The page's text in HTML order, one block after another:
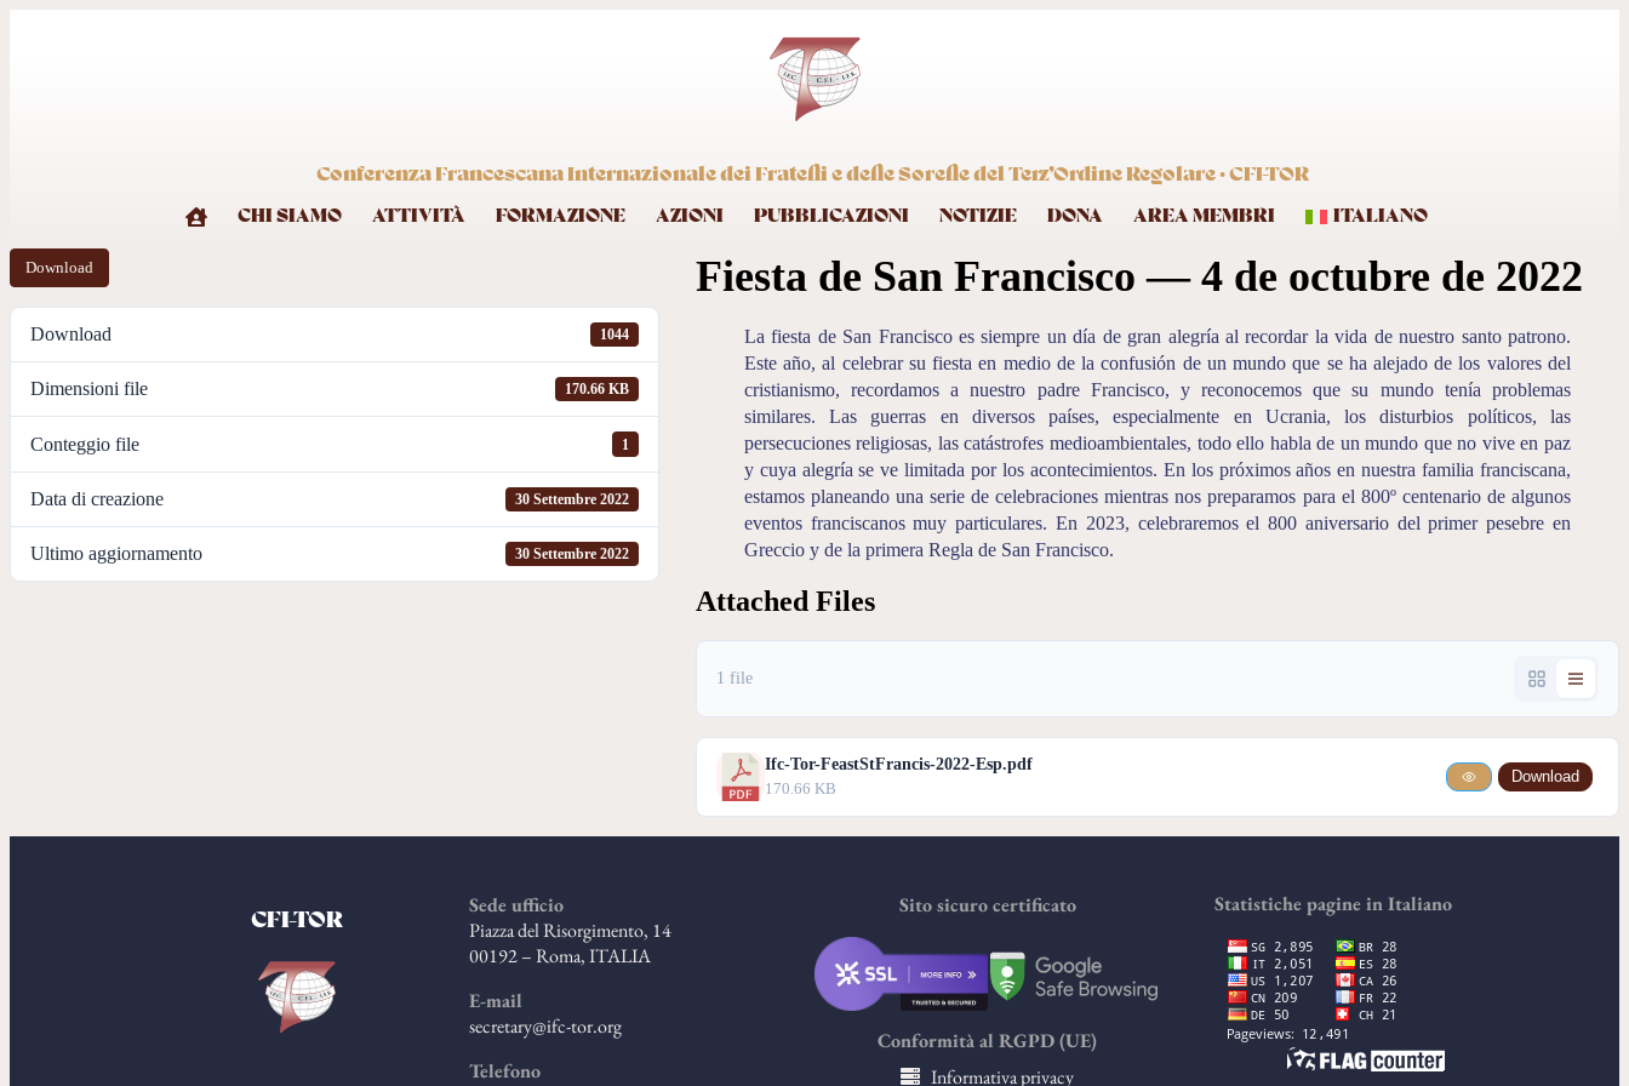
Conferenza Francescana Internazionale dei Fratelli e delle Sorelle del Terz’Ordine Regolare · CFI-TOR
CHI SIAMO ATTIVITÀ FORMAZIONE AZIONI PUBBLICAZIONI NOTIZIE DONA AREA MEMBRI ITALIANO
Download
Download 1044
Dimensioni file 170.66 KB
Conteggio file 1
Data di creazione 30 Settembre 2022
Ultimo aggiornamento 30 Settembre 2022
Fiesta de San Francisco — 4 de octubre de 2022
La fiesta de San Francisco es siempre un día de gran alegría al recordar la vida de nuestro santo patrono.
Este año, al celebrar su fiesta en medio de la confusión de un mundo que se ha alejado de los valores del
cristianismo, recordamos a nuestro padre Francisco, y reconocemos que su mundo tenía problemas
similares. Las guerras en diversos países, especialmente en Ucrania, los disturbios políticos, las
persecuciones religiosas, las catástrofes medioambientales, todo ello habla de un mundo que no vive en paz
y cuya alegría se ve limitada por los acontecimientos. En los próximos años en nuestra familia franciscana,
estamos planeando una serie de celebraciones mientras nos preparamos para el 800º centenario de algunos
eventos franciscanos muy particulares. En 2023, celebraremos el 800 aniversario del primer pesebre en
Greccio y de la primera Regla de San Francisco.
Attached Files
1 file
Ifc-Tor-FeastStFrancis-2022-Esp.pdf
170.66 KB
Download
CFI-TOR
Sede ufficio
Piazza del Risorgimento, 14
00192 – Roma, ITALIA
E-mail
secretary@ifc-tor.org
Telefono
Sito sicuro certificato
Conformità al RGPD (UE)
Informativa privacy
Statistiche pagine in Italiano